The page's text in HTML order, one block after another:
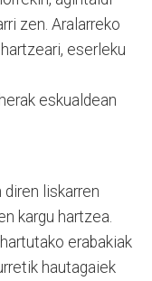
zen. Aralarreko
eserleku
eskualdean
liskarren
kargu hartzea.
erabakiak
hautagaiek